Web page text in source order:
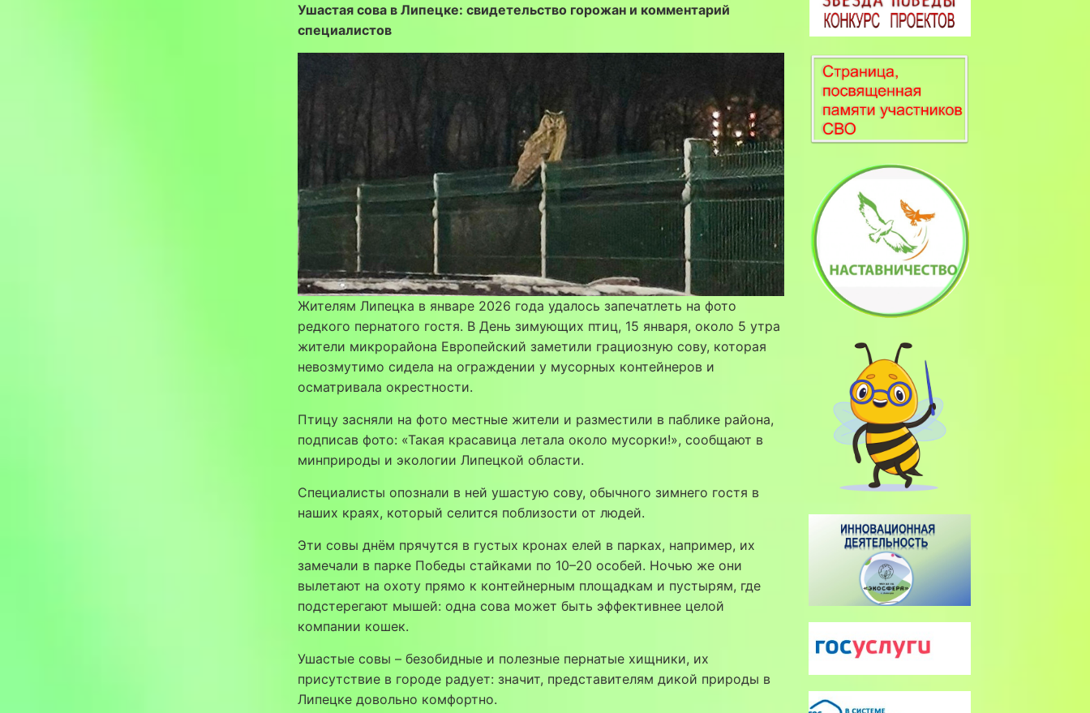
Ушастая сова в Липецке: свидетельство горожан и комментарий
специалистов
Жителям Липецка в январе 2026 года удалось запечатлеть на фото
редкого пернатого гостя. В День зимующих птиц, 15 января, около 5 утра
жители микрорайона Европейский заметили грациозную сову, которая
невозмутимо сидела на ограждении у мусорных контейнеров и
осматривала окрестности.
Птицу засняли на фото местные жители и разместили в паблике района,
подписав фото: «Такая красавица летала около мусорки!», сообщают в
минприроды и экологии Липецкой области.
Специалисты опознали в ней ушастую сову, обычного зимнего гостя в
наших краях, который селится поблизости от людей.
Эти совы днём прячутся в густых кронах елей в парках, например, их
замечали в парке Победы стайками по 10–20 особей. Ночью же они
вылетают на охоту прямо к контейнерным площадкам и пустырям, где
подстерегают мышей: одна сова может быть эффективнее целой
компании кошек.
Ушастые совы – безобидные и полезные пернатые хищники, их
присутствие в городе радует: значит, представителям дикой природы в
Липецке довольно комфортно.